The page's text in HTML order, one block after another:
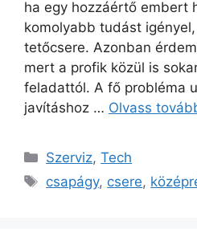
ha egy hozzáértő embert
komolyabb tudást
tetőcsere. Azonban
mert a profik közül is
feladattól. A fő probléma
javításhoz … Olvass
Kategória
Szerviz,Tech
Címkék
csapágy, csere,